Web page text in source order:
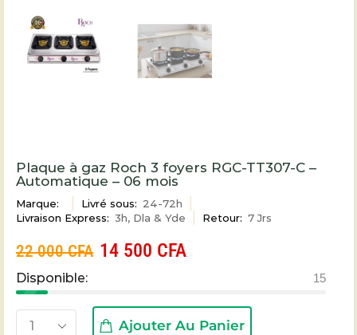
Plaque à gaz Roch 3 foyers RGC-TT307-C –
Automatique – 06 mois
Marque: Livré sous: 24-72h
Livraison Express: 3h, Dla & Yde Retour: 7 Jrs
22 000CFA 14 500 CFA
Disponible: 15
Ajouter Au Panier